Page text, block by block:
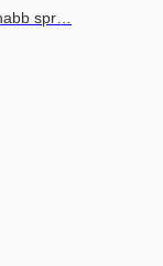
spr…